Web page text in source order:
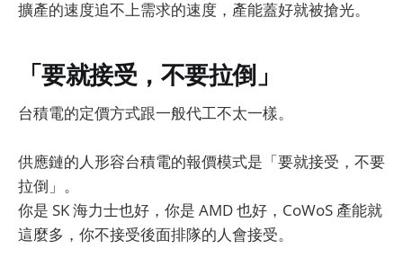
擴產的速度追不上需求的速度，產能蓋好就被搶光。
「要就接受，不要拉倒」
台積電的定價方式跟一般代工不太一樣。
供應鏈的人形容台積電的報價模式是「要就接受，不要
拉倒」。
你是 SK 海力士也好，你是 AMD 也好，CoWoS 產能就
這麼多，你不接受後面排隊的人會接受。